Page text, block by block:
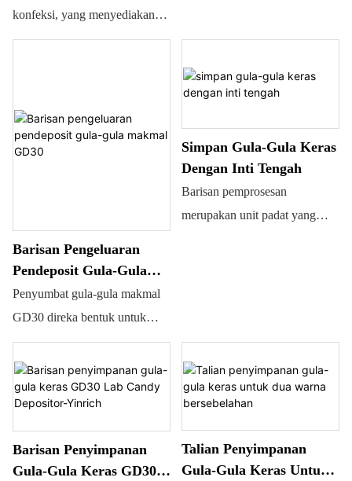
Elektromagnet)
konfeksi, yang menyediakan
barisan pengeluaran tuangan
Barisan Pengeluaran
Pendeposit Gula-Gula
Makmal GD30
Penyumbat gula-gula makmal
GD30 direka bentuk untuk
pengeluaran gula-gula keras
yang telah dimendapkan,
dengan output antara 100
kg/jam hingga 1000 kg/jam. Ia
dipacu oleh motor servo dan
dikendalikan oleh skrin sentuh.
Simpan Gula-Gula Keras
Dengan Inti Tengah
Barisan pemprosesan
merupakan unit padat yang
berkualiti baik dengan
menjimatkan tenaga kerja dan
ruang yang diduduki. Kapasiti:
lebih kurang 300kg
Barisan Penyimpanan
Gula-Gula Keras GD30
Talian Penyimpanan
Gula-Gula Keras Untuk